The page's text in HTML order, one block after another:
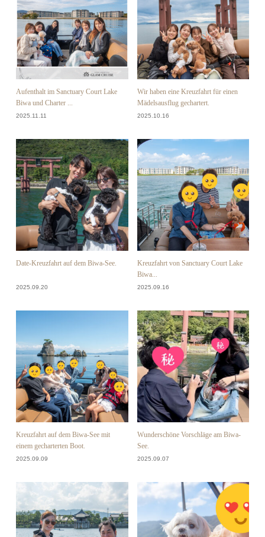
Aufenthalt im Sanctuary Court Lake
Biwa und Charter ...
2025.11.11
Wir haben eine Kreuzfahrt für einen
Mädelsausflug gechartert.
2025.10.16
Date-Kreuzfahrt auf dem Biwa-See.
2025.09.20
Kreuzfahrt von Sanctuary Court Lake
Biwa...
2025.09.16
Kreuzfahrt auf dem Biwa-See mit
einem gecharterten Boot.
2025.09.09
Wunderschöne Vorschläge am Biwa-
See.
2025.09.07